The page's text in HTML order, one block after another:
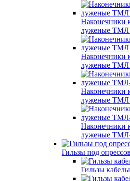
Наконечники
луженые ТМЛ
Наконечники
луженые ТМЛ
Наконечники
луженые
Наконечники
луженые
Гильзы под
Гильзы